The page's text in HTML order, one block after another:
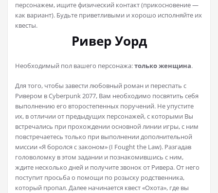
персонажем, ищите физический контакт (прикосновение —
как вариант). Будьте приветливыми и хорошо исполняйте их
квесты.
Ривер Уорд
Необходимый пол вашего персонажа:только женщина.
Для того, чтобы завести любовный роман и переспать с
Ривером в Cyberpunk 2077, Вам необходимо посвятить себя
выполнению его второстепенных поручений. Не упустите
их, в отличии от предыдущих персонажей, с которыми Вы
встречались при прохождении основной линии игры, с ним
повстречаетесь только при выполнении дополнительной
миссии «Я боролся с законом» (I Fought the Law). Разгадав
головоломку в этом задании и познакомившись с ним,
ждите несколько дней и получите звонок от Ривера. От него
поступит просьба о помощи по розыску родственника,
который пропал. Далее начинается квест «Охота», где вы